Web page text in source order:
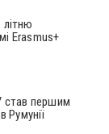
Erasmus+
став першим
Румунії